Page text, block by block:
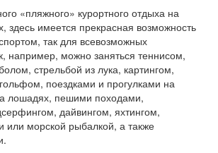
«пляжного» курортного отдыха на
здесь имеется прекрасная возможность
так для всевозможных
например, можно заняться теннисом,
стрельбой из лука, картингом,
поездками и прогулками на
лошадях, пешими походами,
дайвингом, яхтингом,
морской рыбалкой, а также